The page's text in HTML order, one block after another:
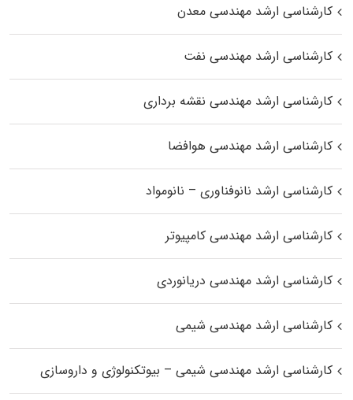
کارشناسی ارشد مهندسی معدن
کارشناسی ارشد مهندسی نفت
کارشناسی ارشد مهندسی نقشه برداری
کارشناسی ارشد مهندسی هوافضا
کارشناسی ارشد نانوفناوری – نانومواد
کارشناسی ارشد مهندسی کامپیوتر
کارشناسی ارشد مهندسی دریانوردی
کارشناسی ارشد مهندسی شیمی
کارشناسی ارشد مهندسی شیمی – بیوتکنولوژی و داروسازی